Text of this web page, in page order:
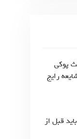
پوکی
رایج
قبل از